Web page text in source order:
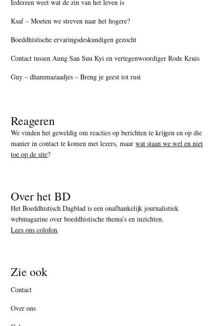
Iedereen weet wat de zin van het leven is
Ksaf – Moeten we streven naar het hogere?
Boeddhistische ervaringsdeskundigen gezocht
Contact tussen Aung San Suu Kyi en vertegenwoordiger Rode Kruis
Guy – dhammazaadjes – Breng je geest tot rust
Reageren
We vinden het geweldig om reacties op berichten te krijgen en op die
manier in contact te komen met lezers, maarwat staan we wel en niet
toe op de site?
Over het BD
Het Boeddhistisch Dagblad is een onafhankelijk journalistiek
webmagazine over boeddhistische thema’s en inzichten.
Lees ons colofon.
Zie ook
Contact
Over ons